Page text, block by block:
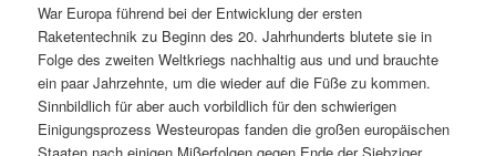
h
a
l
I
n
h
War Europa führend bei der Entwicklung der ersten
Raketentechnik zu Beginn des 20. Jahrhunderts blutete sie in
Folge des zweiten Weltkriegs nachhaltig aus und und brauchte
ein paar Jahrzehnte, um die wieder auf die Füße zu kommen.
Sinnbildlich für aber auch vorbildlich für den schwierigen
Einigungsprozess Westeuropas fanden die großen europäischen
Staaten nach einigen Mißerfolgen gegen Ende der Siebziger